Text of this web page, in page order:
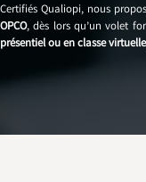
Certifiés Qualiopi, nous
OPCO, dès lors qu’un volet
présentiel ou en classe virtuelle